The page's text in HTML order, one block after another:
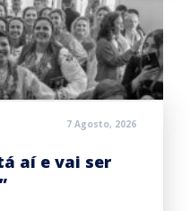
7 Agosto, 2026
aí e vai ser